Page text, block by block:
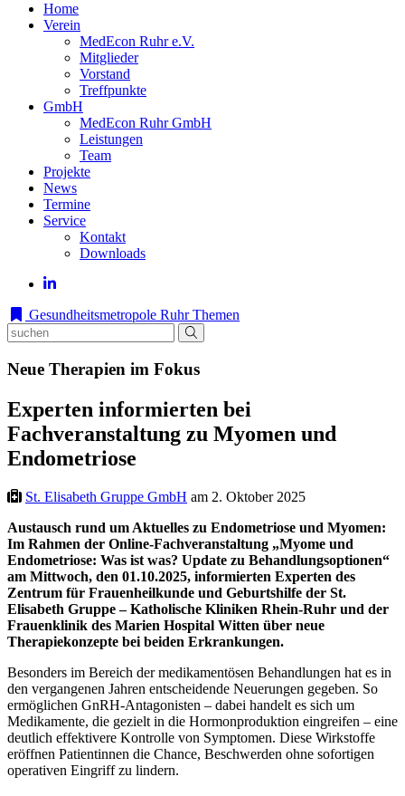
Home
Verein
MedEcon Ruhr e.V.
Mitglieder
Vorstand
Treffpunkte
GmbH
MedEcon Ruhr GmbH
Leistungen
Team
Projekte
News
Termine
Service
Kontakt
Downloads
Gesundheitsmetropole Ruhr Themen
Neue Therapien im Fokus
Experten informierten bei
Fachveranstaltung zu Myomen und
Endometriose
St. Elisabeth Gruppe GmbH am 2. Oktober 2025
Austausch rund um Aktuelles zu Endometriose und Myomen:
Im Rahmen der Online-Fachveranstaltung „Myome und
Endometriose: Was ist was? Update zu Behandlungsoptionen“
am Mittwoch, den 01.10.2025, informierten Experten des
Zentrum für Frauenheilkunde und Geburtshilfe der St.
Elisabeth Gruppe – Katholische Kliniken Rhein-Ruhr und der
Frauenklinik des Marien Hospital Witten über neue
Therapiekonzepte bei beiden Erkrankungen.
Besonders im Bereich der medikamentösen Behandlungen hat es in
den vergangenen Jahren entscheidende Neuerungen gegeben. So
ermöglichen GnRH-Antagonisten – dabei handelt es sich um
Medikamente, die gezielt in die Hormonproduktion eingreifen – eine
deutlich effektivere Kontrolle von Symptomen. Diese Wirkstoffe
eröffnen Patientinnen die Chance, Beschwerden ohne sofortigen
operativen Eingriff zu lindern.